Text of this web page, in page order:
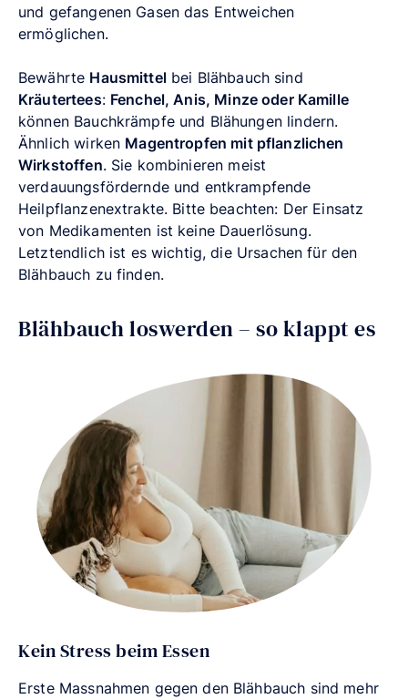
und gefangenen Gasen das Entweichen
ermöglichen.
Bewährte Hausmittelbei Blähbauch sind
Kräutertees: Fenchel, Anis, Minze oder Kamille
können Bauchkrämpfe und Blähungen lindern.
Ähnlich wirken Magentropfen mit pflanzlichen
Wirkstoffen. Sie kombinieren meist
verdauungsfördernde und entkrampfende
Heilpflanzenextrakte. Bitte beachten: Der Einsatz
von Medikamenten ist keine Dauerlösung.
Letztendlich ist es wichtig, die Ursachen für den
Blähbauch zu finden.
Blähbauch loswerden – so klappt es
Kein Stress beim Essen
Erste Massnahmen gegen den Blähbauch sind mehr